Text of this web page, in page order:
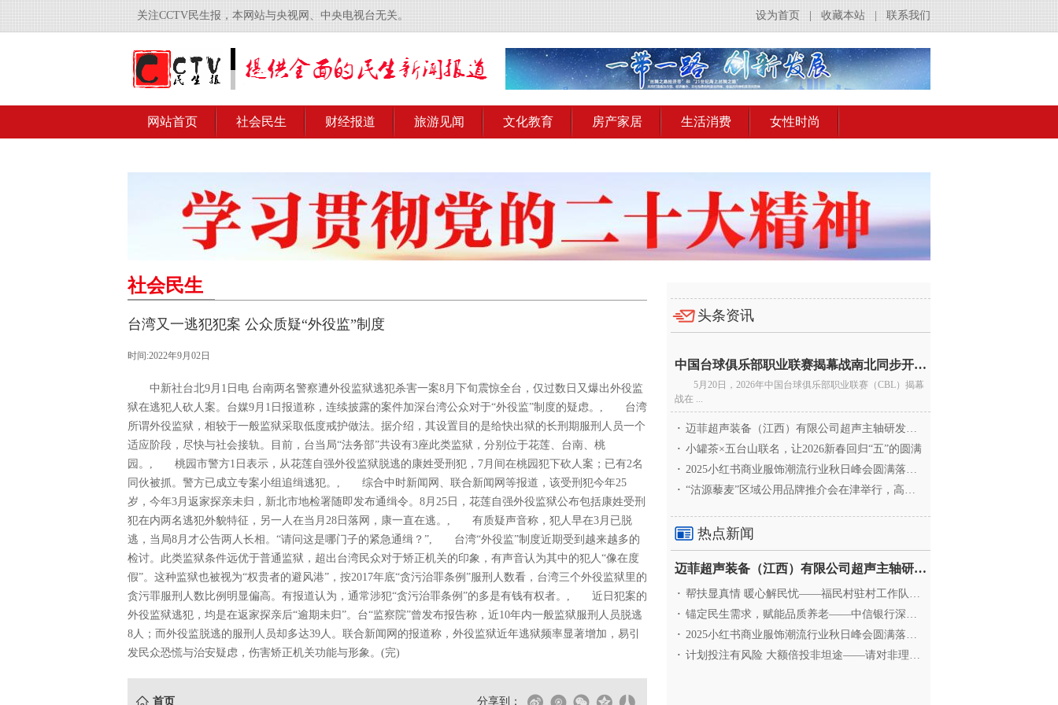
关注CCTV民生报，本网站与央视网、中央电视台无关。 联系我们
收藏本站
设为首页
网站首页 社会民生 财经报道 旅游见闻 文化教育 房产家居 生活消费 女性时尚
社会民生
台湾又一逃犯犯案 公众质疑“外役监”制度
时间:2022年9月02日
中新社台北9月1日电 台南两名警察遭外役监狱逃犯杀害一案8月下旬震惊全台，仅过数日又爆出外役监
狱在逃犯人砍人案。台媒9月1日报道称，连续披露的案件加深台湾公众对于“外役监”制度的疑虑。, 台湾
所谓外役监狱，相较于一般监狱采取低度戒护做法。据介绍，其设置目的是给快出狱的长刑期服刑人员一个
适应阶段，尽快与社会接轨。目前，台当局“法务部”共设有3座此类监狱，分别位于花莲、台南、桃
园。, 桃园市警方1日表示，从花莲自强外役监狱脱逃的康姓受刑犯，7月间在桃园犯下砍人案；已有2名
同伙被抓。警方已成立专案小组追缉逃犯。, 综合中时新闻网、联合新闻网等报道，该受刑犯今年25
岁，今年3月返家探亲未归，新北市地检署随即发布通缉令。8月25日，花莲自强外役监狱公布包括康姓受刑
犯在内两名逃犯外貌特征，另一人在当月28日落网，康一直在逃。, 有质疑声音称，犯人早在3月已脱
逃，当局8月才公告两人长相。“请问这是哪门子的紧急通缉？”, 台湾“外役监”制度近期受到越来越多的
检讨。此类监狱条件远优于普通监狱，超出台湾民众对于矫正机关的印象，有声音认为其中的犯人“像在度
假”。这种监狱也被视为“权贵者的避风港”，按2017年底“贪污治罪条例”服刑人数看，台湾三个外役监狱里的
贪污罪服刑人数比例明显偏高。有报道认为，通常涉犯“贪污治罪条例”的多是有钱有权者。, 近日犯案的
外役监狱逃犯，均是在返家探亲后“逾期未归”。台“监察院”曾发布报告称，近10年内一般监狱服刑人员脱逃
8人；而外役监脱逃的服刑人员却多达39人。联合新闻网的报道称，外役监狱近年逃狱频率显著增加，易引
发民众恐慌与治安疑虑，伤害矫正机关功能与形象。(完)
首页 分享到：
头条资讯
中国台球俱乐部职业联赛揭幕战南北同步开杆 首届CBL
5月20日，2026年中国台球俱乐部职业联赛（CBL）揭幕
战在 ...
· 迈菲超声装备（江西）有限公司超声主轴研发和生产项
· 小罐茶×五台山联名，让2026新春回归“五”的圆满
· 2025小红书商业服饰潮流行业秋日峰会圆满落幕，携手
· “沽源藜麦”区域公用品牌推介会在津举行，高蛋白产业
热点新闻
迈菲超声装备（江西）有限公司超声主轴研发和生产项
· 帮扶显真情 暖心解民忧——福民村驻村工作队与村委心系
· 锚定民生需求，赋能品质养老——中信银行深圳分行养老
· 2025小红书商业服饰潮流行业秋日峰会圆满落幕，携手
· 计划投注有风险 大额倍投非坦途——请对非理性购彩说“